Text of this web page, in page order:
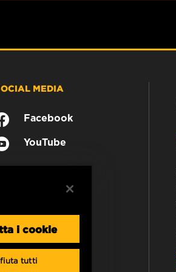
MEDIA
Facebook
YouTube
i cookie
tutti